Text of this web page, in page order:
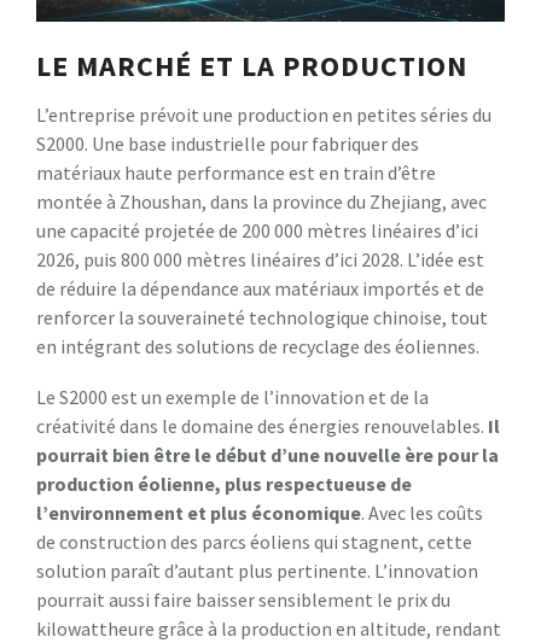
LE MARCHÉ ET LA PRODUCTION
L’entreprise prévoit une production en petites séries du
S2000. Une base industrielle pour fabriquer des
matériaux haute performance est en train d’être
montée à Zhoushan, dans la province du Zhejiang, avec
une capacité projetée de 200 000 mètres linéaires d’ici
2026, puis 800 000 mètres linéaires d’ici 2028. L’idée est
de réduire la dépendance aux matériaux importés et de
renforcer la souveraineté technologique chinoise, tout
en intégrant des solutions de recyclage des éoliennes.
Le S2000 est un exemple de l’innovation et de la
créativité dans le domaine des énergies renouvelables. Il
pourrait bien être le début d’une nouvelle ère pour la
production éolienne, plus respectueuse de
l’environnement et plus économique. Avec les coûts
de construction des parcs éoliens qui stagnent, cette
solution paraît d’autant plus pertinente. L’innovation
pourrait aussi faire baisser sensiblement le prix du
kilowattheure grâce à la production en altitude, rendant